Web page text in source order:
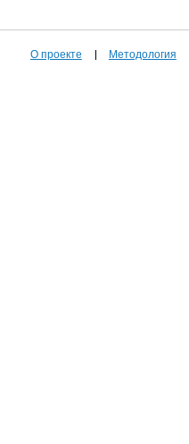
О проекте Методология